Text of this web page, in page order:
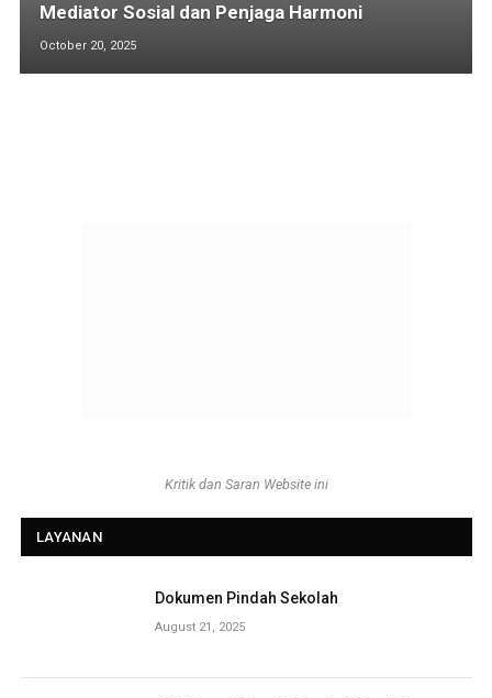
Mediator Sosial dan Penjaga Harmoni
October 20, 2025
Kritik dan Saran Website ini
LAYANAN
Dokumen Pindah Sekolah
August 21, 2025